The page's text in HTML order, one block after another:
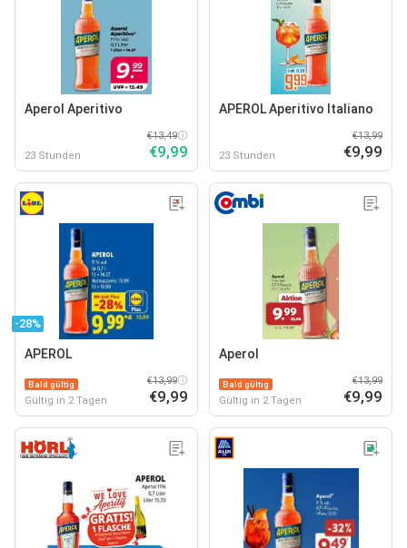
Aperol Aperitivo
23 Stunden
€13,49
€9,99
APEROL Aperitivo Italiano
23 Stunden
€13,99
€9,99
-28%
APEROL
Bald gültig
Gültig in 2 Tagen
€13,99
€9,99
Aperol
Bald gültig
Gültig in 2 Tagen
€13,99
€9,99